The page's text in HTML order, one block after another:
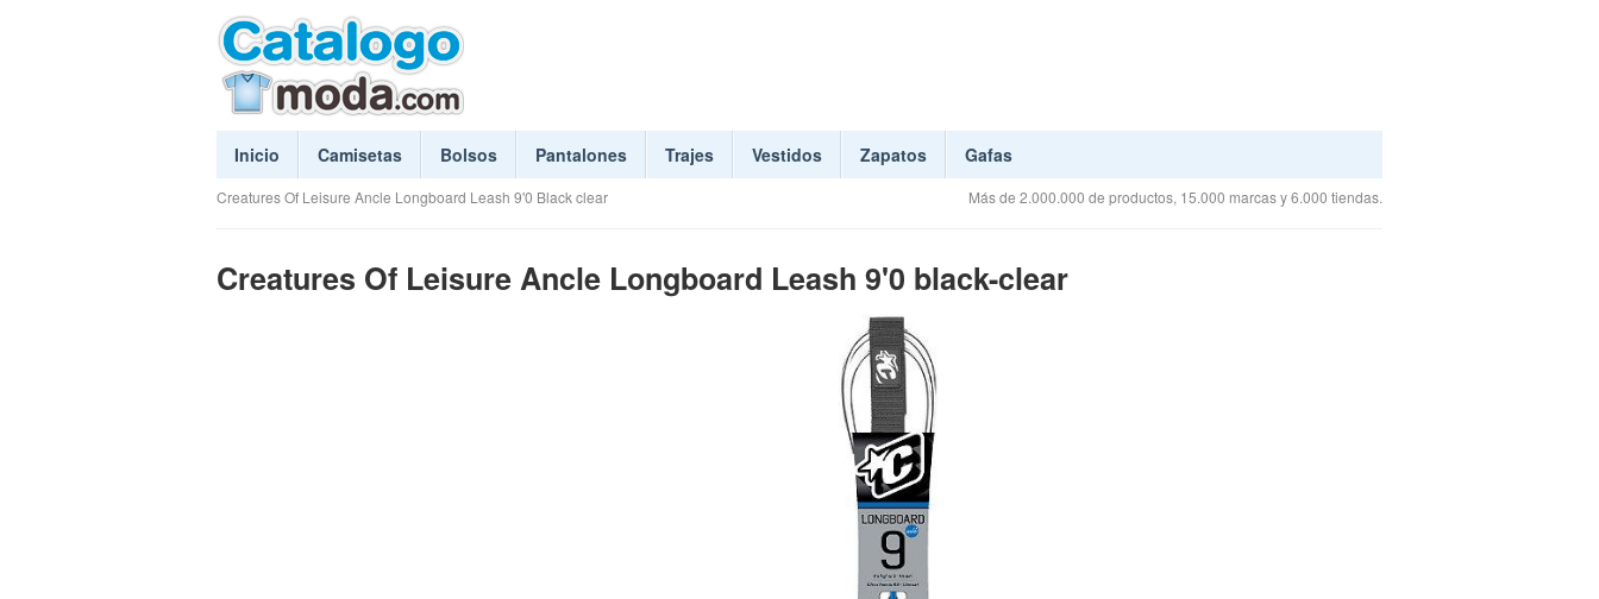
Inicio Camisetas Bolsos Pantalones Trajes Vestidos Zapatos Gafas
Creatures Of Leisure Ancle Longboard Leash 9'0 Black clear Más de 2.000.000 de productos, 15.000 marcas y 6.000 tiendas.
Creatures Of Leisure Ancle Longboard Leash 9'0 black-clear